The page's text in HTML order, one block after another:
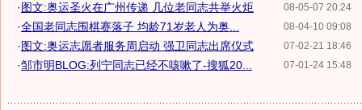
08-05-07 20:24
·图文:奥运圣火在广州传递 几位老同志共举火炬
08-04-10 09:08
·全国老同志围棋赛落子 均龄71岁老人为奥...
07-02-21 18:46
·图文:奥运志愿者服务周启动 强卫同志出席仪式
07-01-24 15:48
·邹市明BLOG:列宁同志已经不咳嗽了-搜狐20...